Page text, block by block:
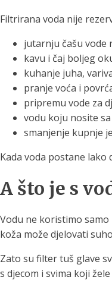
Filtrirana voda nije
jutarnju čašu vode
kavu i čaj boljeg
kuhanje juha,
pranje voća i
pripremu vode za
vodu koju nosite
smanjenje kupnje
Kada voda postane lako
A što je s
Vodu ne koristimo
koža može djelovati
Zato su filter tuš glave
s djecom i svima koji